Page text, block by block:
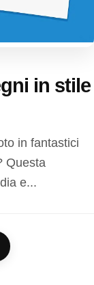
in stile
in fantastici
Questa
e...